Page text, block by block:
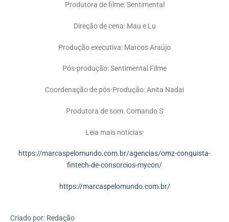
Produtora de filme: Sentimental
Direção de cena: Mau e Lu
Produção executiva: Marcos Araújo
Pós-produção: Sentimental Filme
Coordenação de pós-Produção: Anita Nadai
Produtora de som: Comando S
Leia mais notícias:
https://marcaspelomundo.com.br/agencias/omz-conquista-
fintech-de-consorcios-mycon/
https://marcaspelomundo.com.br/
Criado por: Redação